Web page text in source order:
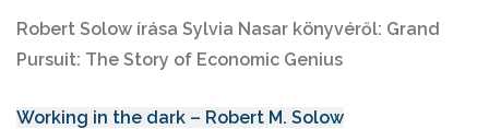
Robert Solow írása Sylvia Nasar könyvéről: Grand
Pursuit: The Story of Economic Genius
Working in the dark – Robert M. Solow